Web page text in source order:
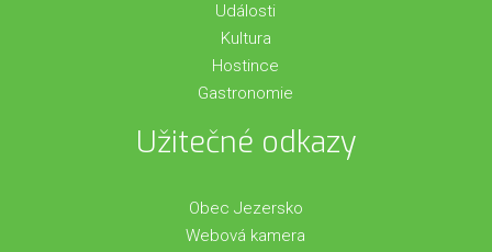
Události
Kultura
Hostince
Gastronomie
Užitečné odkazy
Obec Jezersko
Webová kamera